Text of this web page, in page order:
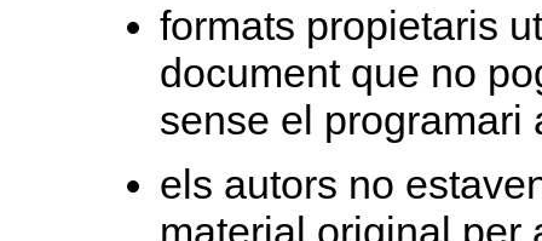
formats propietaris
document que no
sense el programari
els autors no
material original per